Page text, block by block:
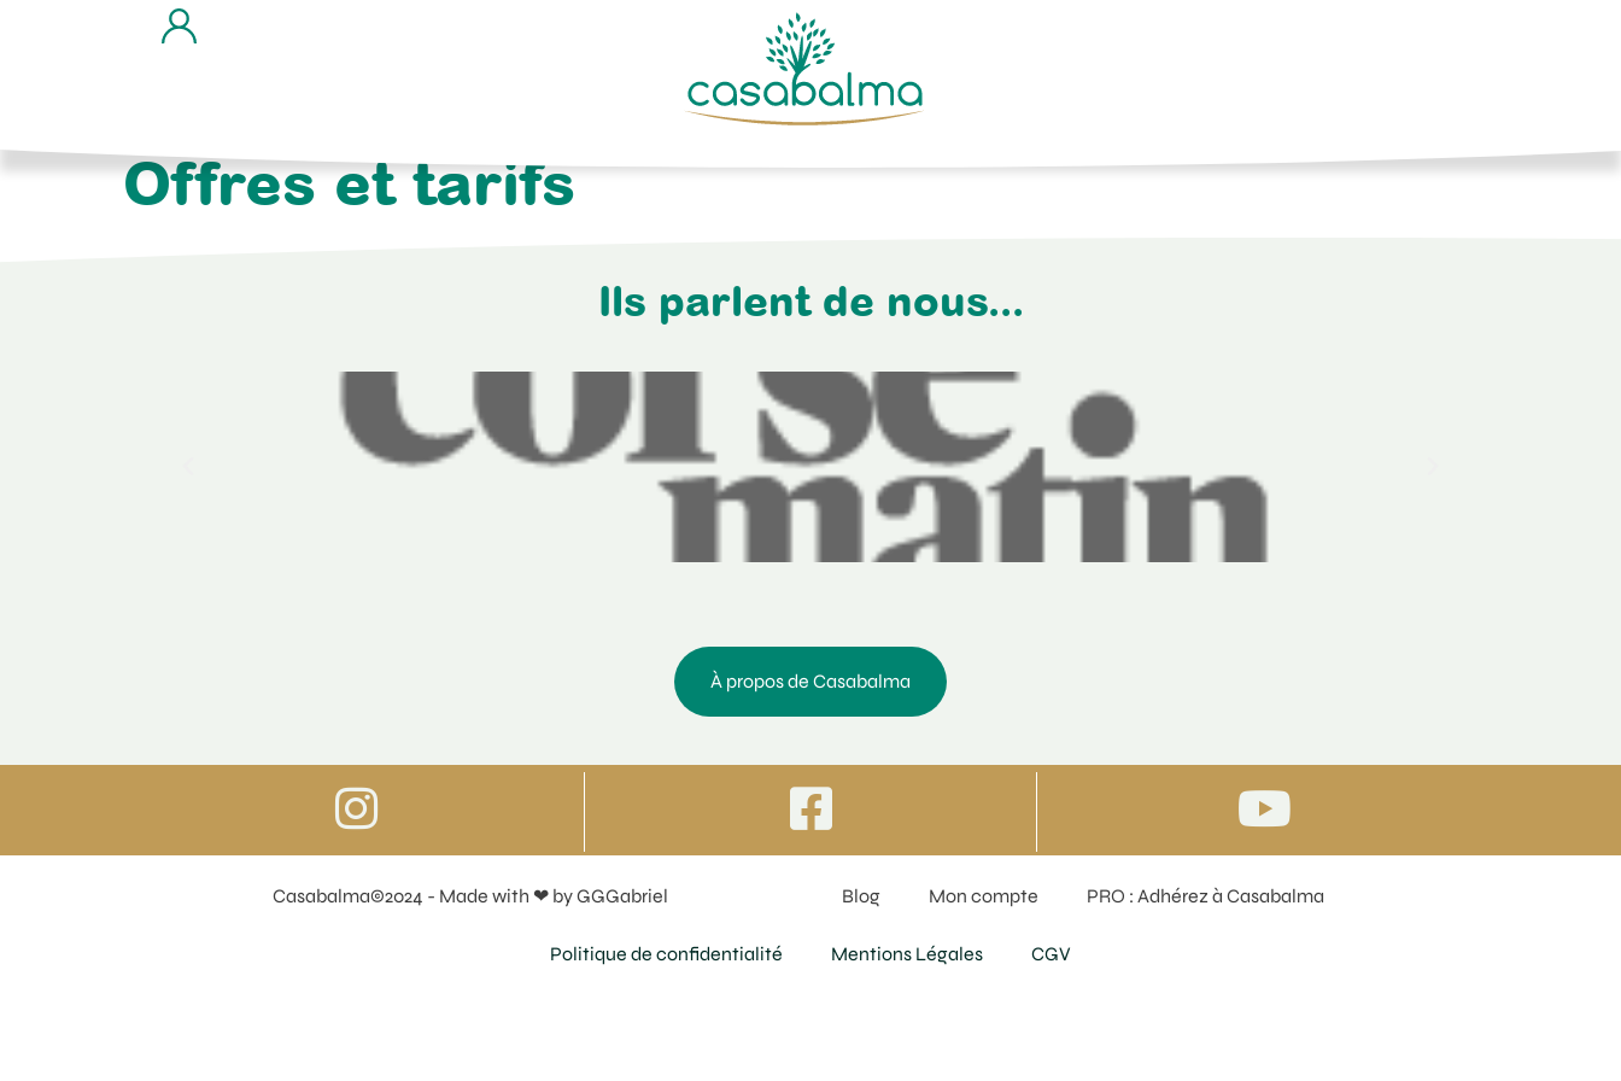
Offres et tarifs
Ils parlent de nous...
À propos de Casabalma
Casabalma©2024 - Made with ❤ by GGGabriel Blog Mon compte PRO : Adhérez à Casabalma
Politique de confidentialité Mentions Légales CGV